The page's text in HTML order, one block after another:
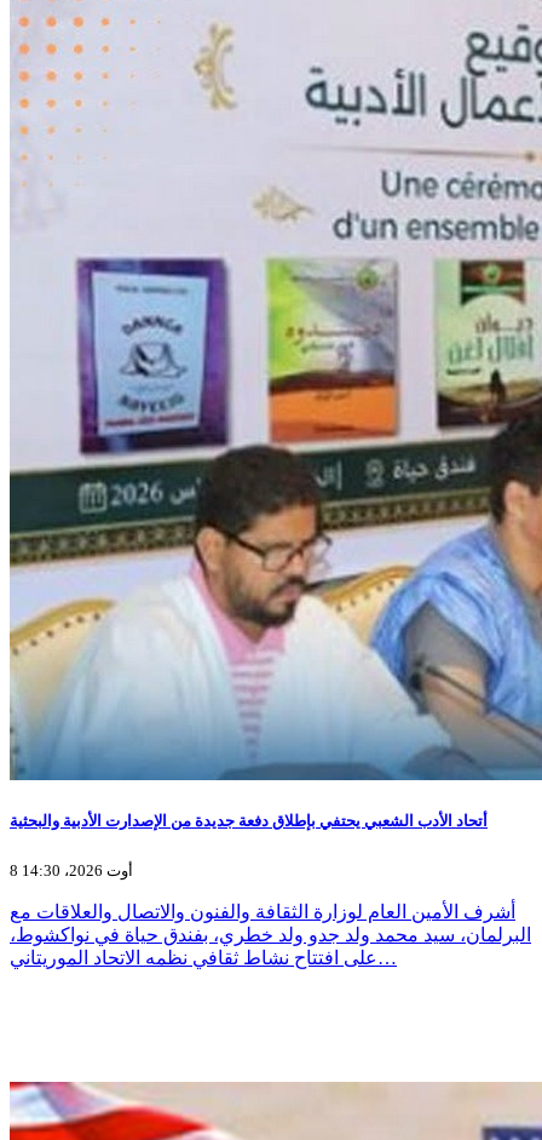
أتحاد الأدب الشعبي يحتفي بإطلاق دفعة جديدة من الإصدارت الأدبية والبحثية
8 أوت 2026، 14:30
أشرف الأمين العام لوزارة الثقافة والفنون والاتصال والعلاقات مع
البرلمان، سيد محمد ولد جدو ولد خطري، بفندق حياة في نواكشوط،
على افتتاح نشاط ثقافي نظمه الاتحاد الموريتاني…